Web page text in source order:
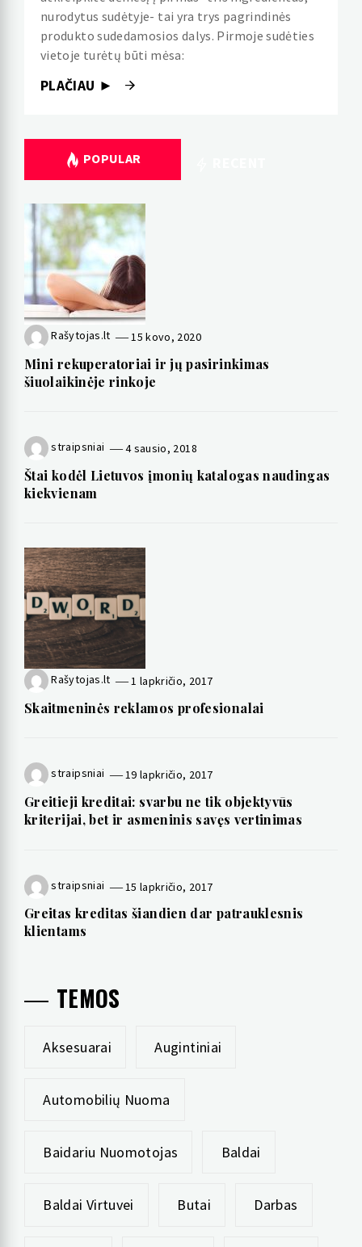
nurodytus sudėtyje- tai yra trys pagrindinės
produkto sudedamosios dalys. Pirmoje sudėties
vietoje turėtų būti mėsa:
PLAČIAU ►
POPULAR
Rašytojas.lt 15 kovo, 2020
Mini rekuperatoriai ir jų pasirinkimas
šiuolaikinėje rinkoje
straipsniai 4 sausio, 2018
Štai kodėl Lietuvos įmonių katalogas naudingas
kiekvienam
Rašytojas.lt 1 lapkričio, 2017
Skaitmeninės reklamos profesionalai
straipsniai 19 lapkričio, 2017
Greitieji kreditai: svarbu ne tik objektyvūs
kriterijai, bet ir asmeninis savęs vertinimas
straipsniai 15 lapkričio, 2017
Greitas kreditas šiandien dar patrauklesnis
klientams
TEMOS
Aksesuarai Augintiniai
Automobilių Nuoma
Baidariu Nuomotojas Baldai
Baldai Virtuvei Butai Darbas